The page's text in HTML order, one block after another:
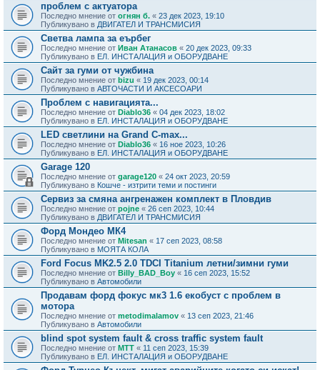
проблем с актуатора
Последно мнение от огнян б. « 23 дек 2023, 19:10
Публикувано в ДВИГАТЕЛ И ТРАНСМИСИЯ
Светва лампа за еърбег
Последно мнение от Иван Атанасов « 20 дек 2023, 09:33
Публикувано в ЕЛ. ИНСТАЛАЦИЯ и ОБОРУДВАНЕ
Сайт за гуми от чужбина
Последно мнение от bizu « 19 дек 2023, 00:14
Публикувано в АВТОЧАСТИ И АКСЕСОАРИ
Проблем с навигацията...
Последно мнение от Diablo36 « 04 дек 2023, 18:02
Публикувано в ЕЛ. ИНСТАЛАЦИЯ и ОБОРУДВАНЕ
LED светлини на Grand C-max...
Последно мнение от Diablo36 « 16 ное 2023, 10:26
Публикувано в ЕЛ. ИНСТАЛАЦИЯ и ОБОРУДВАНЕ
Garage 120
Последно мнение от garage120 « 24 окт 2023, 20:59
Публикувано в Кошче - изтрити теми и постинги
Сервиз за смяна ангренажен комплект в Пловдив
Последно мнение от pojne « 26 сеп 2023, 10:44
Публикувано в ДВИГАТЕЛ И ТРАНСМИСИЯ
Форд Мондео МК4
Последно мнение от Mitesan « 17 сеп 2023, 08:58
Публикувано в МОЯТА КОЛА
Ford Focus MK2.5 2.0 TDCI Titanium летни/зимни гуми
Последно мнение от Billy_BAD_Boy « 16 сеп 2023, 15:52
Публикувано в Автомобили
Продавам форд фокус мк3 1.6 екобуст с проблем в
мотора
Последно мнение от metodimalamov « 13 сеп 2023, 21:46
Публикувано в Автомобили
blind spot system fault & cross traffic system fault
Последно мнение от MTT « 11 сеп 2023, 15:39
Публикувано в ЕЛ. ИНСТАЛАЦИЯ и ОБОРУДВАНЕ